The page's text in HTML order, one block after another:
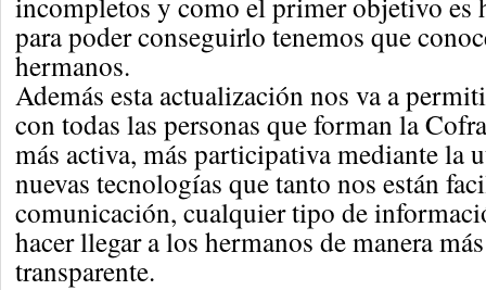
para poder conseguirlo tenemos que
hermanos.
Además esta actualización nos va a
con todas las personas que forman la
más activa, más participativa mediante la
nuevas tecnologías que tanto nos están
comunicación, cualquier tipo de
hacer llegar a los hermanos de manera
transparente.